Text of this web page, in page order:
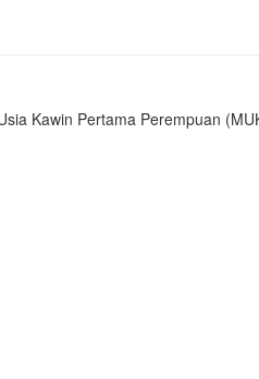
Kawin Pertama Perempuan